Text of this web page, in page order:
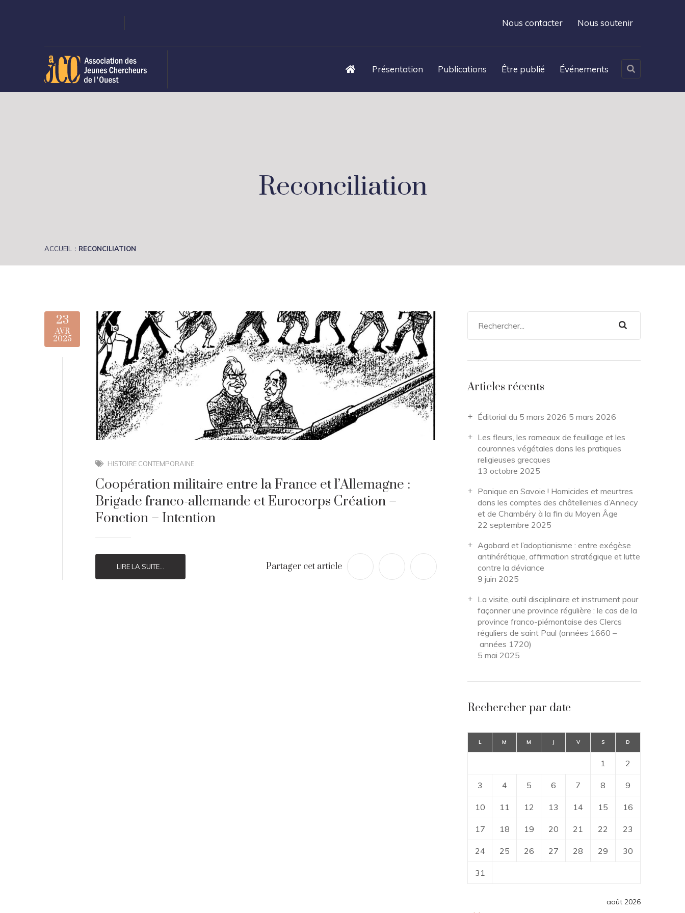
Nous contacter Nous soutenir
Présentation Publications Être publié Événements
Reconciliation
ACCUEIL RECONCILIATION
23
AVR
2025
HISTOIRE CONTEMPORAINE
Coopération militaire entre la France et l’Allemagne :
Brigade franco-allemande et Eurocorps Création –
Fonction – Intention
LIRE LA SUITE... Partager cet article
Articles récents
Éditorial du 5 mars 2026 5 mars 2026
Les fleurs, les rameaux de feuillage et les
couronnes végétales dans les pratiques
religieuses grecques
13 octobre 2025
Panique en Savoie ! Homicides et meurtres
dans les comptes des châtellenies d’Annecy
et de Chambéry à la fin du Moyen Âge
22 septembre 2025
Agobard et l’adoptianisme : entre exégèse
antihérétique, affirmation stratégique et lutte
contre la déviance
9 juin 2025
La visite, outil disciplinaire et instrument pour
façonner une province régulière : le cas de la
province franco-piémontaise des Clercs
réguliers de saint Paul (années 1660 –
années 1720)
5 mai 2025
Rechercher par date
août 2026
L M M J V S D
1 2
3 4 5 6 7 8 9
10 11 12 13 14 15 16
17 18 19 20 21 22 23
24 25 26 27 28 29 30
31